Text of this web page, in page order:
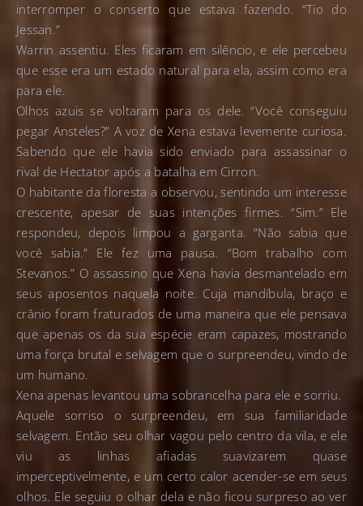
interromper o conserto que estava fazendo. “Tio do
Jessan.”
Warrin assentiu. Eles ficaram em silêncio, e ele percebeu
que esse era um estado natural para ela, assim como era
para ele.
Olhos azuis se voltaram para os dele. “Você conseguiu
pegar Ansteles?” A voz de Xena estava levemente curiosa.
Sabendo que ele havia sido enviado para assassinar o
rival de Hectator após a batalha em Cirron.
O habitante da floresta a observou, sentindo um interesse
crescente, apesar de suas intenções firmes. “Sim.” Ele
respondeu, depois limpou a garganta. “Não sabia que
você sabia.” Ele fez uma pausa. “Bom trabalho com
Stevanos.” O assassino que Xena havia desmantelado em
seus aposentos naquela noite. Cuja mandíbula, braço e
crânio foram fraturados de uma maneira que ele pensava
que apenas os da sua espécie eram capazes, mostrando
uma força brutal e selvagem que o surpreendeu, vindo de
um humano.
Xena apenas levantou uma sobrancelha para ele e sorriu.
Aquele sorriso o surpreendeu, em sua familiaridade
selvagem. Então seu olhar vagou pelo centro da vila, e ele
viu as linhas afiadas suavizarem quase
imperceptivelmente, e um certo calor acender-se em seus
olhos. Ele seguiu o olhar dela e não ficou surpreso ao ver